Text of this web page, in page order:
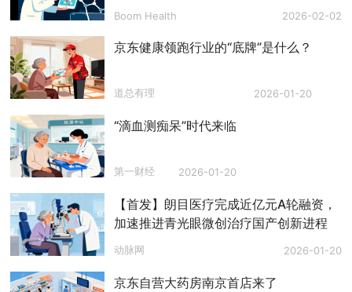
Boom Health 2026-02-02
京东健康领跑行业的“底牌”是什么？
道总有理 2026-01-20
“滴血测痴呆”时代来临
第一财经 2026-01-20
【首发】朗目医疗完成近亿元A轮融资，
加速推进青光眼微创治疗国产创新进程
动脉网 2026-01-20
京东自营大药房南京首店来了